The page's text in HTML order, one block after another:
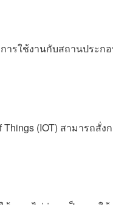
รใช้งานกับสถานประก
(IOT) สามารถสั่